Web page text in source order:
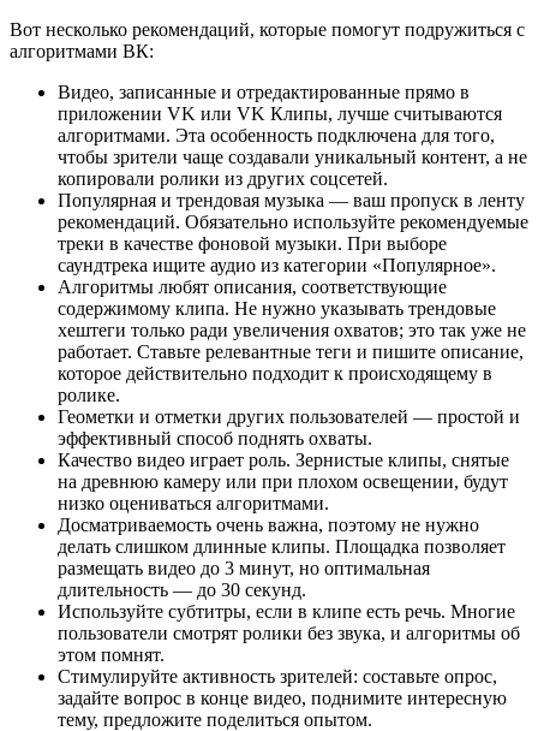
Вот несколько рекомендаций, которые помогут подружиться с
алгоритмами ВК:
Видео, записанные и отредактированные прямо в
приложении VK или VK Клипы, лучше считываются
алгоритмами. Эта особенность подключена для того,
чтобы зрители чаще создавали уникальный контент, а не
копировали ролики из других соцсетей.
Популярная и трендовая музыка — ваш пропуск в ленту
рекомендаций. Обязательно используйте рекомендуемые
треки в качестве фоновой музыки. При выборе
саундтрека ищите аудио из категории «Популярное».
Алгоритмы любят описания, соответствующие
содержимому клипа. Не нужно указывать трендовые
хештеги только ради увеличения охватов; это так уже не
работает. Ставьте релевантные теги и пишите описание,
которое действительно подходит к происходящему в
ролике.
Геометки и отметки других пользователей — простой и
эффективный способ поднять охваты.
Качество видео играет роль. Зернистые клипы, снятые
на древнюю камеру или при плохом освещении, будут
низко оцениваться алгоритмами.
Досматриваемость очень важна, поэтому не нужно
делать слишком длинные клипы. Площадка позволяет
размещать видео до 3 минут, но оптимальная
длительность — до 30 секунд.
Используйте субтитры, если в клипе есть речь. Многие
пользователи смотрят ролики без звука, и алгоритмы об
этом помнят.
Стимулируйте активность зрителей: составьте опрос,
задайте вопрос в конце видео, поднимите интересную
тему, предложите поделиться опытом.